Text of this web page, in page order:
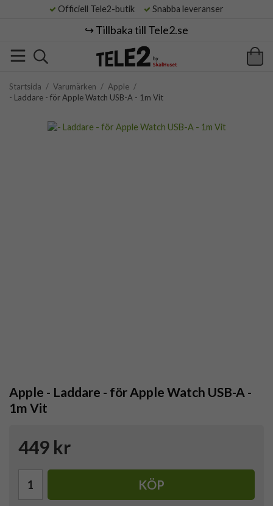
Officiell Tele2-butik Snabba leveranser
↪️ Tillbaka till Tele2.se
Startsida / Varumärken / Apple /
- Laddare - för Apple Watch USB-A - 1m Vit
Apple - Laddare - för Apple Watch USB-A -
1m Vit
449 kr
KÖP